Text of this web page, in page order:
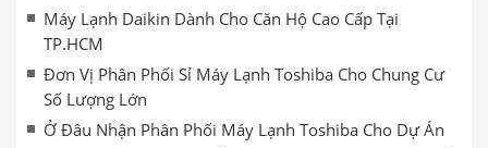
Máy Lạnh Daikin Dành Cho Căn Hộ Cao Cấp Tại
TP.HCM
Đơn Vị Phân Phối Sỉ Máy Lạnh Toshiba Cho Chung Cư
Số Lượng Lớn
Ở Đâu Nhận Phân Phối Máy Lạnh Toshiba Cho Dự Án